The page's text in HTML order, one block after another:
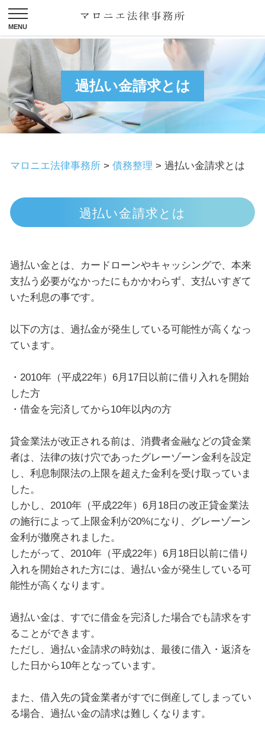
過払い金請求とは
マロニエ法律事務所 > 債務整理 > 過払い金請求とは
過払い金請求とは
過払い金とは、カードローンやキャッシングで、本来
支払う必要がなかったにもかかわらず、支払いすぎて
いた利息の事です。
以下の方は、過払金が発生している可能性が高くなっ
ています。
・2010年（平成22年）6月17日以前に借り入れを開始
した方
・借金を完済してから10年以内の方
貸金業法が改正される前は、消費者金融などの貸金業
者は、法律の抜け穴であったグレーゾーン金利を設定
し、利息制限法の上限を超えた金利を受け取っていま
した。
しかし、2010年（平成22年）6月18日の改正貸金業法
の施行によって上限金利が20%になり、グレーゾーン
金利が撤廃されました。
したがって、2010年（平成22年）6月18日以前に借り
入れを開始された方には、過払い金が発生している可
能性が高くなります。
過払い金は、すでに借金を完済した場合でも請求をす
ることができます。
ただし、過払い金請求の時効は、最後に借入・返済を
した日から10年となっています。
また、借入先の貸金業者がすでに倒産してしまってい
る場合、過払い金の請求は難しくなります。